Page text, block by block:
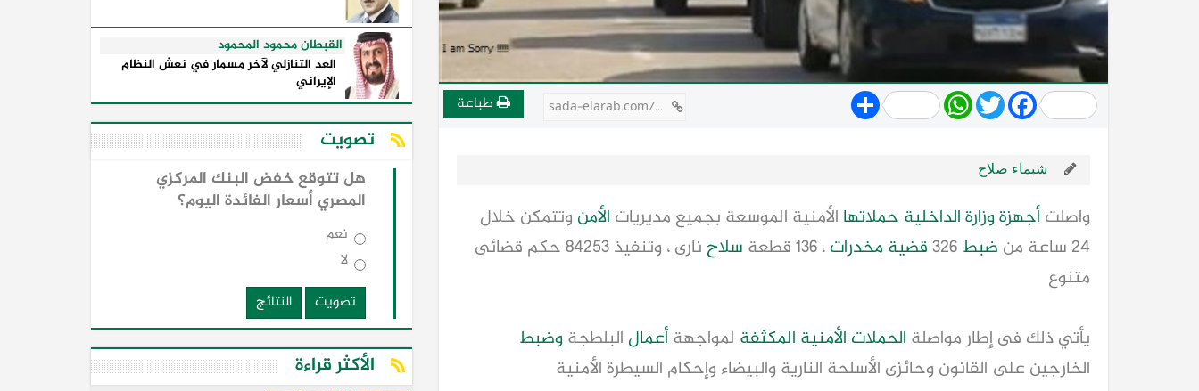
Share WhatsApp
TwitterFacebook طباعة sada-elarab.com/715111
شيماء صلاح
واصلتأجهزةوزارةالداخلية حملاتها الأمنية الموسعة بجميع مديريات الأمن وتتمكن خلال
24 ساعة من
ضبط قضية مخدرات، 136 قطعة سلاح
نارى ، وتنفيذ 84253 حكم قضائى
متنوع
يأتي ذلك فى إطار مواصلة الحملات الأمنية المكثفة لمواجهةأعمال البلطجةوضبط
الخارجين على القانون وحائزى الأسلحة النارية والبيضاء وإحكام السيطرة الأمنية
القبطان محمود المحمود
العد التنازلي لآخر مسمار في نعش النظام
الإيراني
تصويت
هل تتوقع خفض البنك المركزي
المصري أسعار الفائدة اليوم؟
نعم
لا
تصويت
النتائج
الأكثر قراءة